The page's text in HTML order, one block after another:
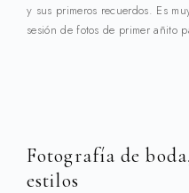
y sus primeros recuerdos. Es
sesión de fotos de primer añito
Fotografía de
estilos